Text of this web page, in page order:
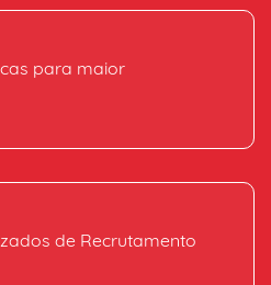
para maior
de Recrutamento